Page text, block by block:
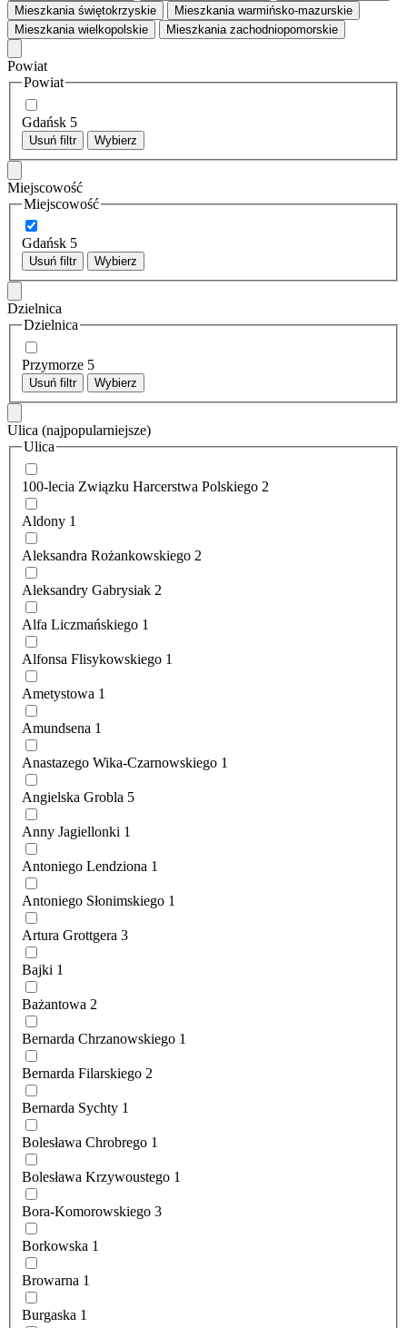
Mieszkania świętokrzyskie
Mieszkania warmińsko-mazurskie
Mieszkania wielkopolskie
Mieszkania zachodniopomorskie
Powiat
Powiat
Gdańsk 5
Usuń filtr Wybierz
Miejscowość
Miejscowość
Gdańsk 5
Usuń filtr Wybierz
Dzielnica
Dzielnica
Przymorze 5
Usuń filtr Wybierz
Ulica (najpopularniejsze)
Ulica
100-lecia Związku Harcerstwa Polskiego 2
Aldony 1
Aleksandra Rożankowskiego 2
Aleksandry Gabrysiak 2
Alfa Liczmańskiego 1
Alfonsa Flisykowskiego 1
Ametystowa 1
Amundsena 1
Anastazego Wika-Czarnowskiego 1
Angielska Grobla 5
Anny Jagiellonki 1
Antoniego Lendziona 1
Antoniego Słonimskiego 1
Artura Grottgera 3
Bajki 1
Bażantowa 2
Bernarda Chrzanowskiego 1
Bernarda Filarskiego 2
Bernarda Sychty 1
Bolesława Chrobrego 1
Bolesława Krzywoustego 1
Bora-Komorowskiego 3
Borkowska 1
Browarna 1
Burgaska 1